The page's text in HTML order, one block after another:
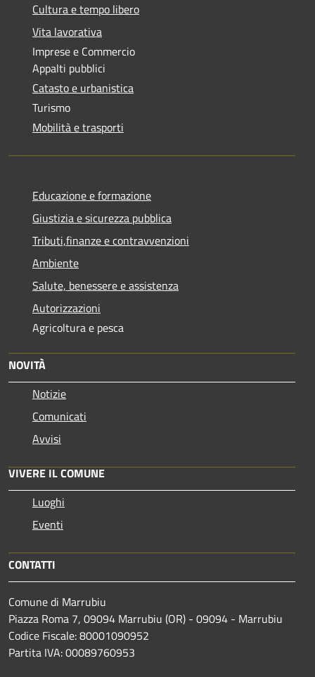
Cultura e tempo libero
Vita lavorativa
Imprese e Commercio
Appalti pubblici
Catasto e urbanistica
Turismo
Mobilità e trasporti
Educazione e formazione
Giustizia e sicurezza pubblica
Tributi,finanze e contravvenzioni
Ambiente
Salute, benessere e assistenza
Autorizzazioni
Agricoltura e pesca
NOVITÀ
Notizie
Comunicati
Avvisi
VIVERE IL COMUNE
Luoghi
Eventi
CONTATTI
Comune di Marrubiu
Piazza Roma 7, 09094 Marrubiu (OR) - 09094 - Marrubiu
Codice Fiscale: 80001090952
Partita IVA: 00089760953